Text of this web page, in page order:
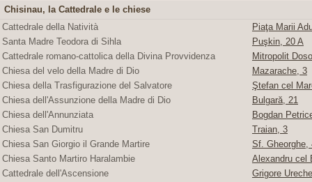
Chisinau, la Cattedrale e le chiese
Cattedrale della Natività
Piaţa Marii
Santa Madre Teodora di Sihla
Puşkin, 20 A
Cattedrale romano-cattolica della Divina Provvidenza
Mitropolit
Chiesa del velo della Madre di Dio
Mazarache, 3
Chiesa della Trasfigurazione del Salvatore
Ştefan cel
Chiesa dell'Assunzione della Madre di Dio
Bulgară, 21
Chiesa dell'Annunziata
Bogdan
Chiesa San Dumitru
Traian, 3
Chiesa San Giorgio il Grande Martire
Sf. Gheorghe,
Chiesa Santo Martiro Haralambie
Alexandru cel
Cattedrale dell'Ascensione
Grigore